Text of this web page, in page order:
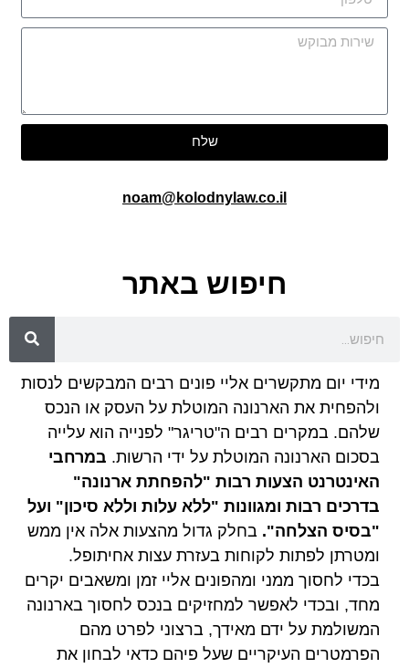
שלח
noam@kolodnylaw.co.il
חיפוש באתר
מידי יום מתקשרים אליי פונים רבים המבקשים לנסות
ולהפחית את הארנונה המוטלת על העסק או הנכס
שלהם. במקרים רבים ה"טריגר" לפנייה הוא עלייה
בסכום הארנונה המוטלת על ידי הרשות. במרחבי
האינטרנט הצעות רבות "להפחתת ארנונה"
בדרכים רבות ומגוונות "ללא עלות וללא סיכון" ועל
"בסיס הצלחה". בחלק גדול מהצעות אלה אין ממש
ומטרתן לפתות לקוחות בעזרת עצות אחיתופל.
בכדי לחסוך ממני ומהפונים אליי זמן ומשאבים יקרים
מחד, ובכדי לאפשר למחזיקים בנכס לחסוך בארנונה
המשולמת על ידם מאידך, ברצוני לפרט מהם
הפרמטרים העיקריים שעל פיהם כדאי לבחון את